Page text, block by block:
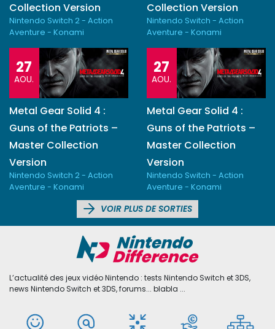
Collection Version
Nintendo Switch 2 - Action
Aventure - Konami
Collection Version
Nintendo Switch - Action
Aventure - Konami
27
AOU.
Metal Gear Solid 4 :
Guns of the Patriots –
Master Collection
Version
Nintendo Switch 2 - Action
Aventure - Konami
27
AOU.
Metal Gear Solid 4 :
Guns of the Patriots –
Master Collection
Version
Nintendo Switch - Action
Aventure - Konami
VOIR PLUS DE SORTIES
L’actualité des jeux vidéo Nintendo : tests Nintendo Switch et 3DS,
news Nintendo Switch et 3DS, forums... blabla ...